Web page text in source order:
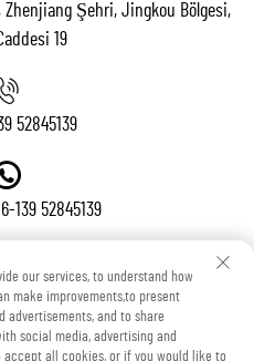
Şehri, Jingkou Bölgesi,
19
52845139
139 52845139
protected]
our services, to understand how
make improvements,to present
advertisements, and to share
social media, advertising and
all cookies, or if you would like to